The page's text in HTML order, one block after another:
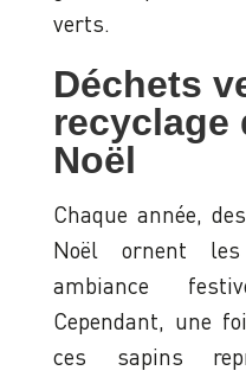
verts.
Déchets
recyclage
Noël
Chaque année,
Noël ornent
ambiance
Cependant, une
ces sapins